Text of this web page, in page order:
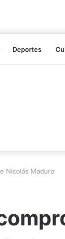
Deportes
Nicolás Maduro